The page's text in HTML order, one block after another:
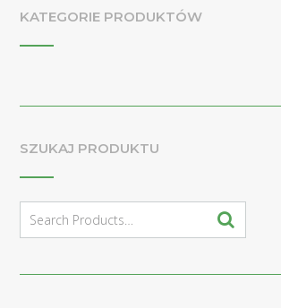
KATEGORIE PRODUKTÓW
SZUKAJ PRODUKTU
for: